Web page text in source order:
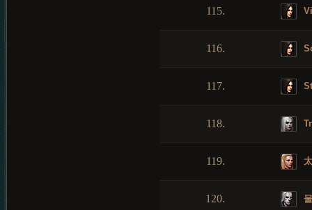
115.
116.
117.
118.
119.
120.